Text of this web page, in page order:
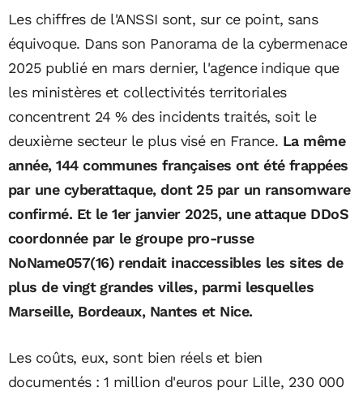
Les chiffres de l'ANSSI sont, sur ce point, sans
équivoque. Dans son Panorama de la cybermenace
2025 publié en mars dernier, l'agence indique que
les ministères et collectivités territoriales
concentrent 24 % des incidents traités, soit le
deuxième secteur le plus visé en France. La même
année, 144 communes françaises ont été frappées
par une cyberattaque, dont 25 par un ransomware
confirmé. Et le 1er janvier 2025, une attaque DDoS
coordonnée par le groupe pro-russe
NoName057(16) rendait inaccessibles les sites de
plus de vingt grandes villes, parmi lesquelles
Marseille, Bordeaux, Nantes et Nice.
Les coûts, eux, sont bien réels et bien
documentés : 1 million d'euros pour Lille, 230 000